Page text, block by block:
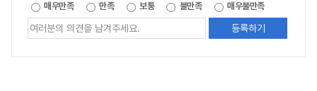
매우만족 만족 보통 불만족 매우불만족
정보에